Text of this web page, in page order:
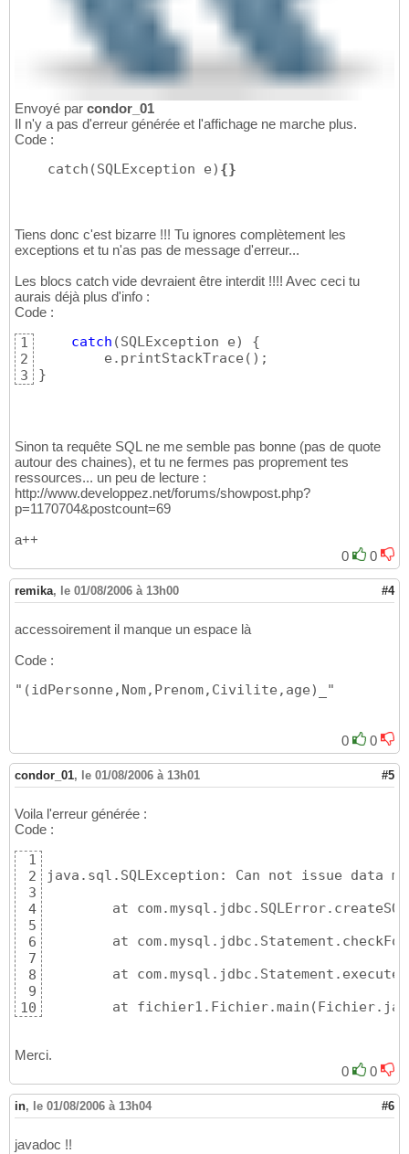
Envoyé par condor_01
Il n'y a pas d'erreur générée et l'affichage ne marche plus.
Code :
    catch(SQLException e)
{}
Tiens donc c'est bizarre !!! Tu ignores complètement les
exceptions et tu n'as pas de message d'erreur...
Les blocs catch vide devraient être interdit !!!! Avec ceci tu
aurais déjà plus d'info :
Code :
1
2
3
catch (SQLException e)
{
        e.printStackTrace
( )
}
Sinon ta requête SQL ne me semble pas bonne (pas de quote
autour des chaines), et tu ne fermes pas proprement tes
ressources... un peu de lecture :
http://www.developpez.net/forums/showpost.php?
p=1170704&postcount=69
a++
0
0
remika, le 01/08/2006 à 13h00 #4
accessoirement il manque un espace là
Code :
"(idPersonne,Nom,Prenom,Civilite,age)_"
0 0
condor_01, le 01/08/2006 à 13h01 #5
Voila l'erreur générée :
Code :
1
2
3
4
5
6
7
8
9
10
java.sql.SQLException: Can not issue data
at
at
at
	at fichier1.Fichier.main
(
Merci.
0
0
in, le 01/08/2006 à 13h04 #6
javadoc !!